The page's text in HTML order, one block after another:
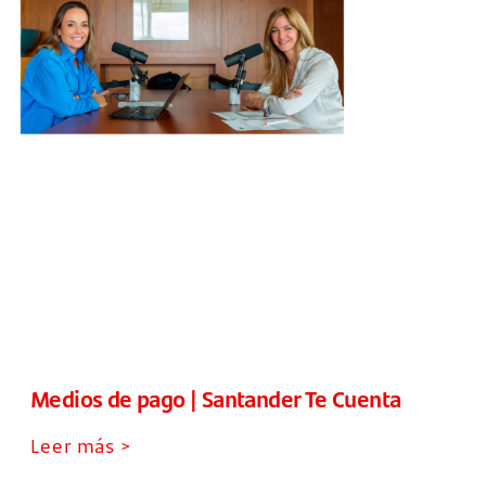
Medios de pago | Santander Te Cuenta
Leer más >